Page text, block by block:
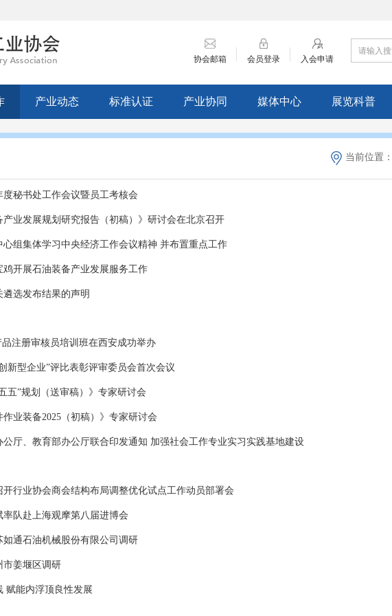
协会邮箱 会员登录 入会申请
产业动态 标准认证 产业协同 媒体中心 展览科普
当前位置：
度秘书处工作会议暨员工考核会
产业发展规划研究报告（初稿）》研讨会在北京召开
心组集体学习中央经济工作会议精神 并布置重点工作
鸡开展石油装备产业发展服务工作
选发布结果的声明
注册审核员培训班在西安成功举办
新型企业”评比表彰评审委员会首次会议
五”规划（送审稿）》专家研讨会
业装备2025（初稿）》专家研讨会
公厅、教育部办公厅联合印发通知 加强社会工作专业实习实践基地建设
行业协会商会结构布局调整优化试点工作动员部署会
队赴上海观摩第八届进博会
如通石油机械股份有限公司调研
市姜堰区调研
赋能内浮顶良性发展